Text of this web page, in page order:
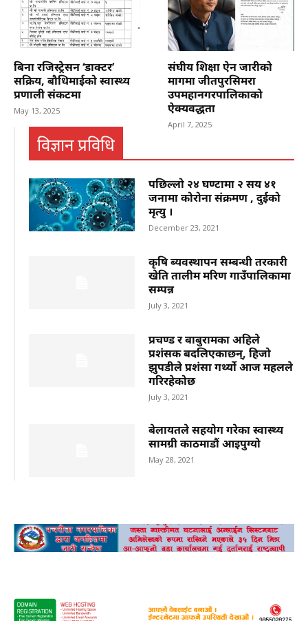
बिना रजिस्ट्रेसन ‘डाक्टर’
सक्रिय, बौधिमाईको स्वास्थ्य
प्रणाली संकटमा
May 13, 2025
संघीय शिक्षा ऐन जारीको
मागमा जीतपुरसिमरा
उपमहानगरपालिकाको
ऐक्यवद्धता
April 7, 2025
विज्ञान प्रविधि
पछिल्लो २४ घण्टामा २ सय ४१
जनामा कोरोना संक्रमण , दुईको
मृत्यु ।
December 23, 2021
कृषि ब्यवस्थापन सम्बन्धी तरकारी
खेति तालीम मरिण गाउँपालिकामा
सम्पन्न
July 3, 2021
प्रचण्ड र बाबुरामका अहिले
प्रशंसक बदलिएकाछन्, हिजो
झुपडीले प्रशंसा गर्थ्यो आज महलले
गरिरहेकोछ
July 3, 2021
बेलायतले सहयोग गरेका स्वास्थ्य
सामग्री काठमाडौं आइपुग्यो
May 28, 2021